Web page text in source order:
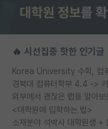
🔥 시선집중 핫한 인기글
외부에서 괜찮은 랩을 알아
<대학원에 입학하는 법>
소재분야 석박사 대학원생 +